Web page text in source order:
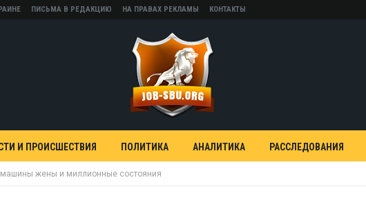
ПИСЬМА В РЕДАКЦИЮ НА ПРАВАХ РЕКЛАМЫ КОНТАКТЫ
И ПРОИСШЕСТВИЯ ПОЛИТИКА АНАЛИТИКА РАССЛЕДОВАНИЯ
жены и миллионные состояния